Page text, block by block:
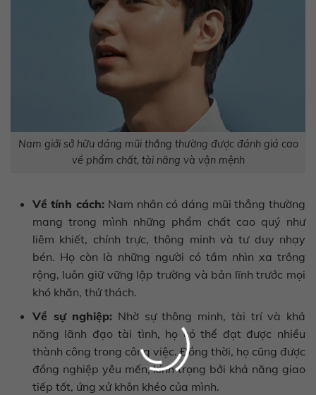
Nam giới sở hữu dáng mũi thẳng thường được đánh giá cao
về phẩm chất, tài năng và vận mệnh
Về tính cách: Nam nhân có dáng mũi thẳng thường
mang trong mình những phẩm chất cao quý như
liêm khiết, chính trực, thông minh và tư duy nhạy
bén. Họ còn là những người có tầm nhìn xa trông
rộng, luôn giữ vững lập trường và bản lĩnh trước mọi
khó khăn, thử thách.
Về sự nghiệp: Nhờ sự thông minh, tài trí và khả
năng lãnh đạo tài tình, họ có thể đạt được nhiều
thành công trong công việc. Đồng thời, họ cũng được
đồng nghiệp yêu mến, kính trọng bởi khả năng giao
tiếp tốt, ứng xử khôn khéo của mình.